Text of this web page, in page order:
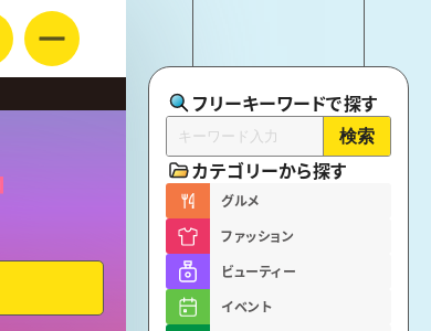
フリーキーワードで探す
検索
カテゴリーから探す
グルメ
ファッション
ビューティー
イベント